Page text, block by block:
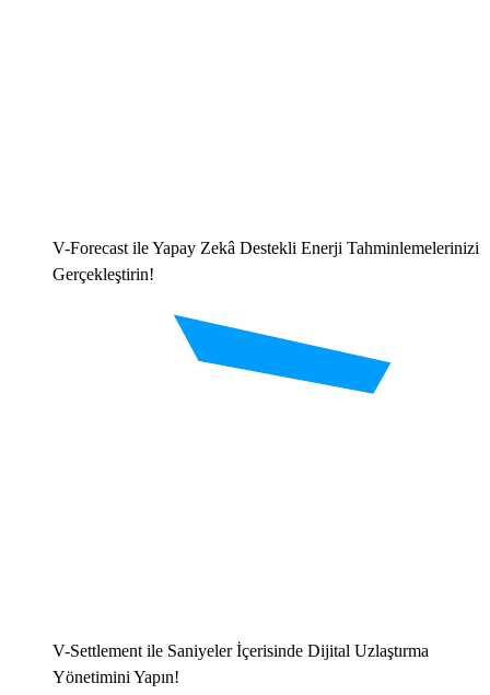
V-Forecast ile Yapay Zekâ Destekli Enerji Tahminlemelerinizi
Gerçekleştirin!
V-Settlement ile Saniyeler İçerisinde Dijital Uzlaştırma
Yönetimini Yapın!